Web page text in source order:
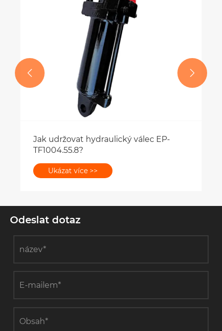
 
Odeslat dotaz